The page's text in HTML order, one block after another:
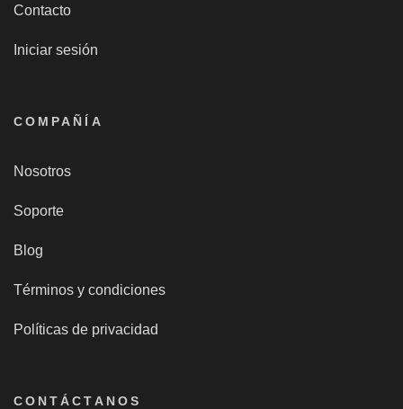
Contacto
Iniciar sesión
COMPAÑÍA
Nosotros
Soporte
Blog
Términos y condiciones
Políticas de privacidad
CONTÁCTANOS